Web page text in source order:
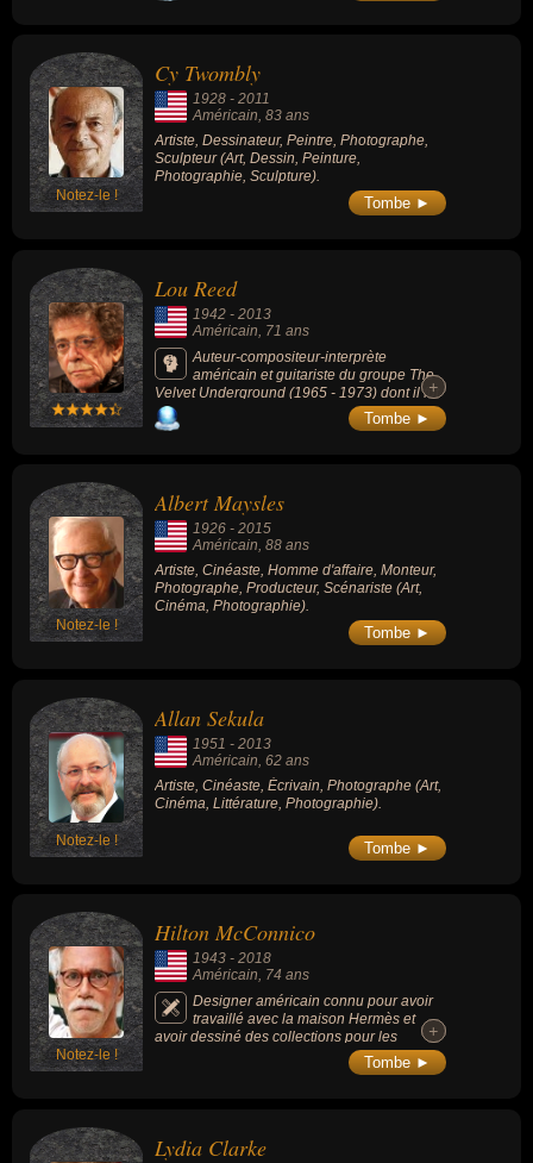
Notez-le !
Cy Twombly
1928 - 2011
Américain, 83 ans
Artiste, Dessinateur, Peintre, Photographe,
Sculpteur (Art, Dessin, Peinture,
Photographie, Sculpture).
Tombe ►
Lou Reed
1942 - 2013
Américain , 71 ans
Auteur-compositeur-interprète
américain et guitariste du groupe The
Velvet Underground (1965 - 1973) dont il fut
le principal auteur et compositeur des
chansons devenus populaires après la
+
+
Tombe ►
Notez-le !
Albert Maysles
1926 - 2015
Américain, 88 ans
Artiste, Cinéaste, Homme d'affaire, Monteur,
Photographe, Producteur, Scénariste (Art,
Cinéma, Photographie).
Tombe ►
Notez-le !
Allan Sekula
1951 - 2013
Américain , 62 ans
Artiste, Cinéaste, Écrivain, Photographe (Art,
Cinéma, Littérature, Photographie).
Tombe ►
Notez-le !
Hilton McConnico
1943 - 2018
Américain, 74 ans
Designer américain connu pour avoir
travaillé avec la maison Hermès et
avoir dessiné des collections pour les
cristalleries Saint-Louis et Daum.
+
+
Tombe ►
Lydia Clarke